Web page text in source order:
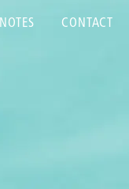
NOTES CONTACT